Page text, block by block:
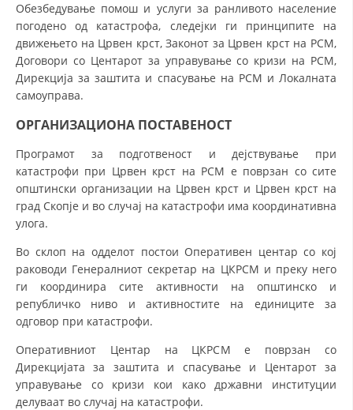
ПРОМОЦИЈА НА ХУМАНИ ВРЕДНОСТИ
УПОТРЕБА И ЗАШТИТА НА АМБЛЕМОТ
КАКО ДА ДОНИРАТЕ
ПОДГОТВЕНОСТ И ДЕЈСТВО ПРИ КАТАСТРОФИ
ТИМОВИ НА ООЦК
СПАСИТЕЛНА СТАНИЦА ВОДНО
ОДНОСИ СО ЈАВНОСТ
МЕЃУНАРОДНА СОРАБОТКА
ЗНАЧЕЊЕ НА СЛУЖБАТА ЗА БАРАЊЕ
Обезбедување помош и услуги за ранливото население
погодено од катастрофа, следејки ги принципите на
движењето на Црвен крст, Законот за Црвен крст на РСМ,
Договори со Центарот за управување со кризи на РСМ,
Дирекција за заштита и спасување на РСМ и Локалната
самоуправа.
ОРГАНИЗАЦИОНА ПОСТАВЕНОСТ
Програмот за подготвеност и дејствување при
катастрофи при Црвен крст на РСМ е поврзан со сите
општински организации на Црвен крст и Црвен крст на
град Скопје и во случај на катастрофи има координативна
улога.
Во склоп на одделот постои Оперативен центар со кој
раководи Генералниот секретар на ЦКРСМ и преку него
ги координира сите активности на општинско и
републичко ниво и активностите на единиците за
одговор при катастрофи.
Оперативниот Центар на ЦКРСМ е поврзан со
Дирекцијата за заштита и спасување и Центарот за
управување со кризи кои како државни институции
делуваат во случај на катастрофи.